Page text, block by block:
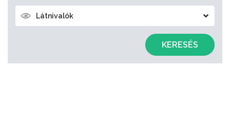
Látnivalók
KERESÉS